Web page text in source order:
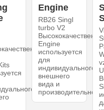
Engine
RB26 Singl
turbo V2
Engine
используется
для
индивидуального
внешнего
вида и